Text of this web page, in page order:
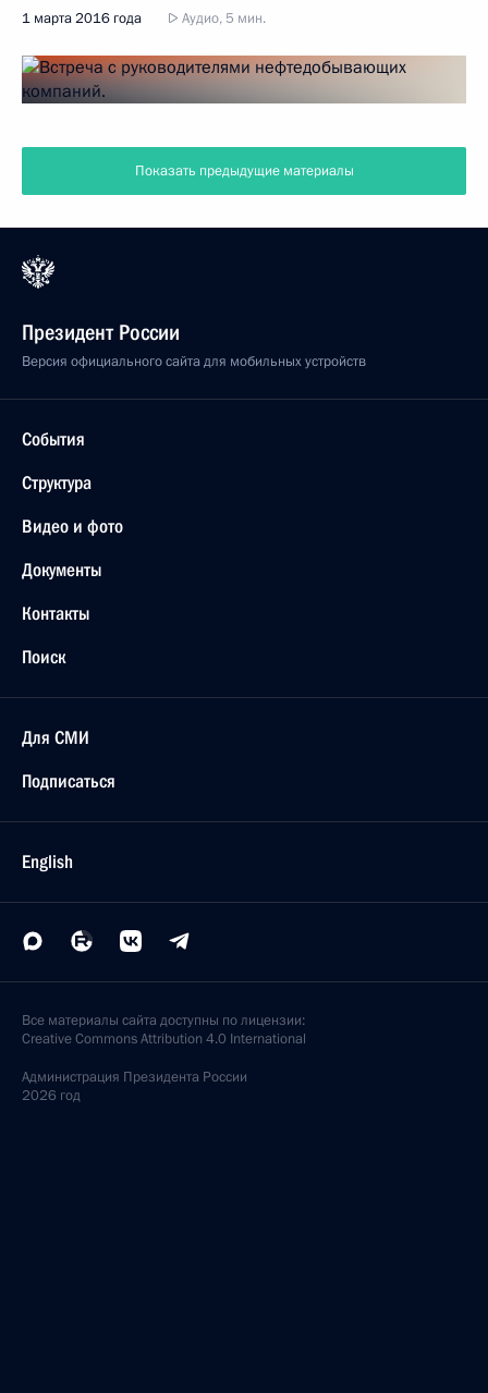
1 марта 2016 года Аудио, 5 мин.
Показать предыдущие материалы
Президент России
Версия официального сайта для мобильных устройств
События
Структура
Видео и фото
Документы
Контакты
Поиск
Для СМИ
Подписаться
English
Все материалы сайта доступны по лицензии:
Creative Commons Attribution 4.0 International
Администрация Президента России
2026 год